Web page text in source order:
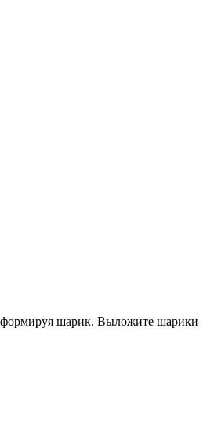
формируя шарик. Выложите шарики